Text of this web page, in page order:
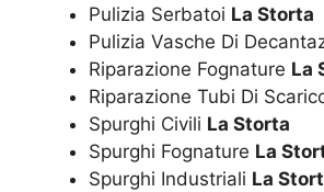
Pulizia Serbatoi La Storta
Pulizia Vasche Di
Riparazione Fognature La
Riparazione Tubi Di
Spurghi Civili La Storta
Spurghi Fognature La
Spurghi Industriali La